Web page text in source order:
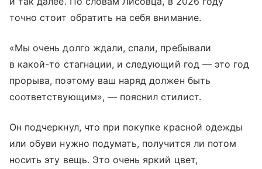
точно стоит обратить на себя внимание.
«Мы очень долго ждали, спали, пребывали
в какой-то стагнации, и следующий год — это год
прорыва, поэтому ваш наряд должен быть
соответствующим», — пояснил стилист.
Он подчеркнул, что при покупке красной одежды
или обуви нужно подумать, получится ли потом
носить эту вещь. Это очень яркий цвет,